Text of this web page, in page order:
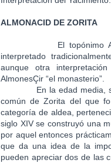
ALMONACID DE ZORITA
El topónimo
interpretado
aunque otra
AlmonesÇir “el monasterio”.
En la edad media,
común de Zorita del que
categoría de aldea,
siglo XIV se construyó una
por aquel entonces
que da una idea de la
pueden apreciar dos de las